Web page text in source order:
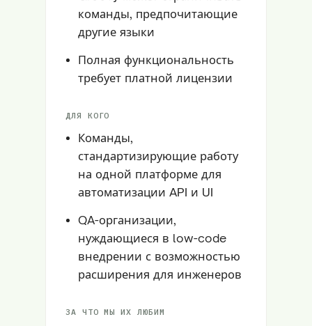
команды, предпочитающие
другие языки
Полная функциональность
требует платной лицензии
ДЛЯ КОГО
Команды,
стандартизирующие работу
на одной платформе для
автоматизации API и UI
QA-организации,
нуждающиеся в low-code
внедрении с возможностью
расширения для инженеров
ЗА ЧТО МЫ ИХ ЛЮБИМ